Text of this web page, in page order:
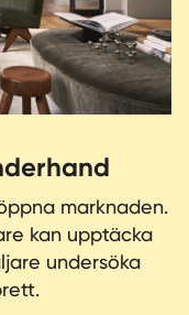
marknaden.
kan upptäcka
undersöka